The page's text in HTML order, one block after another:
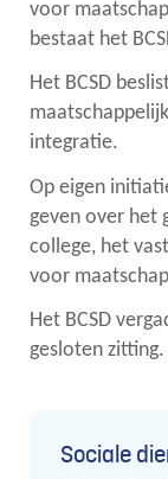
voor
bestaat het
Het BCSD
integratie.
Op eigen
geven over het
college, het
voor
Het BCSD
gesloten zitting.
Contact
Sociale